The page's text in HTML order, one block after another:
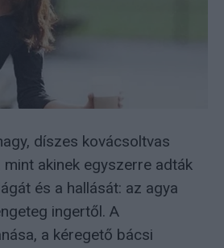
díszes kovácsoltvas
mint akinek egyszerre adták
és a hallását: az agya
ingertől. A
a kéregető bácsi